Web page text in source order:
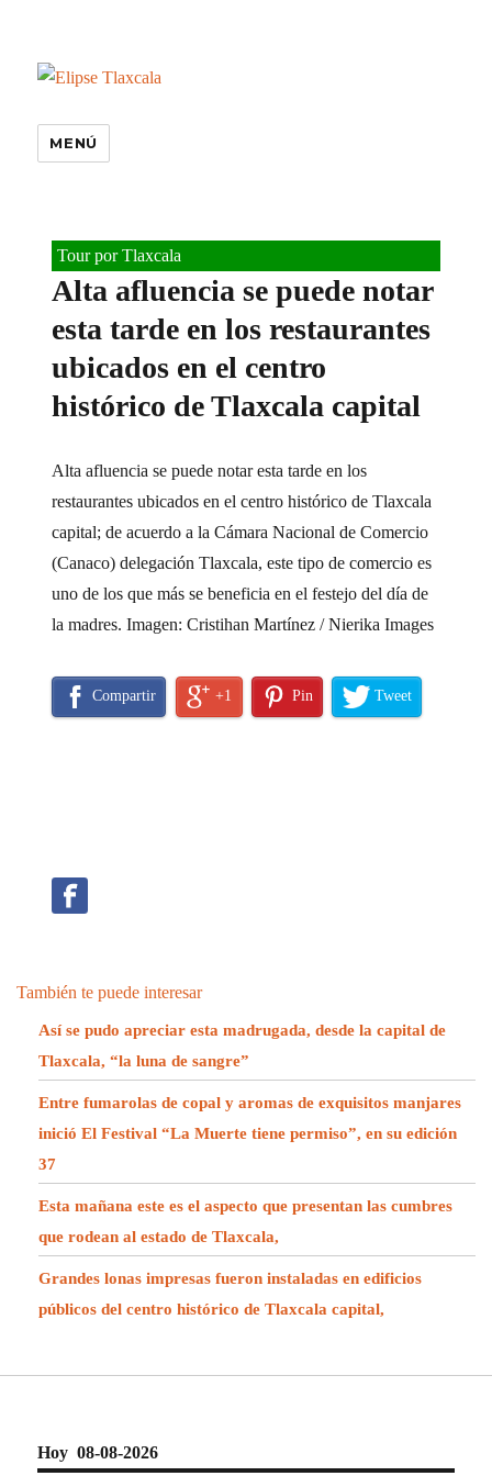
MENÚ
Tour por Tlaxcala
Alta afluencia se puede notar
esta tarde en los restaurantes
ubicados en el centro
histórico de Tlaxcala capital
Alta afluencia se puede notar esta tarde en los
restaurantes ubicados en el centro histórico de Tlaxcala
capital; de acuerdo a la Cámara Nacional de Comercio
(Canaco) delegación Tlaxcala, este tipo de comercio es
uno de los que más se beneficia en el festejo del día de
la madres. Imagen: Cristihan Martínez / Nierika Images
Compartir +1 Pin Tweet
También te puede interesar
Así se pudo apreciar esta madrugada, desde la capital de
Tlaxcala, “la luna de sangre”
Entre fumarolas de copal y aromas de exquisitos manjares
inició El Festival “La Muerte tiene permiso”, en su edición
37
Esta mañana este es el aspecto que presentan las cumbres
que rodean al estado de Tlaxcala,
Grandes lonas impresas fueron instaladas en edificios
públicos del centro histórico de Tlaxcala capital,
Hoy 08-08-2026